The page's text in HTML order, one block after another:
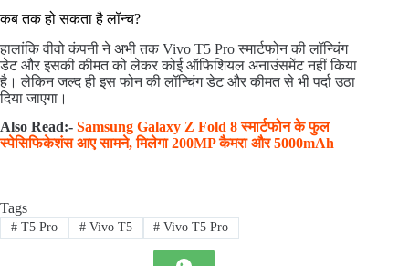
कब तक हो सकता है लॉन्च?
हालांकि वीवो कंपनी ने अभी तक Vivo T5 Pro स्मार्टफोन की लॉन्चिंग
डेट और इसकी कीमत को लेकर कोई ऑफिशियल अनाउंसमेंट नहीं किया
है। लेकिन जल्द ही इस फोन की लॉन्चिंग डेट और कीमत से भी पर्दा उठा
दिया जाएगा।
Also Read:- Samsung Galaxy Z Fold 8 स्मार्टफोन के फुल
स्पेसिफिकेशंस आए सामने, मिलेगा 200MP कैमरा और 5000mAh
Tags
#T5 Pro #Vivo T5 # Vivo T5 Pro